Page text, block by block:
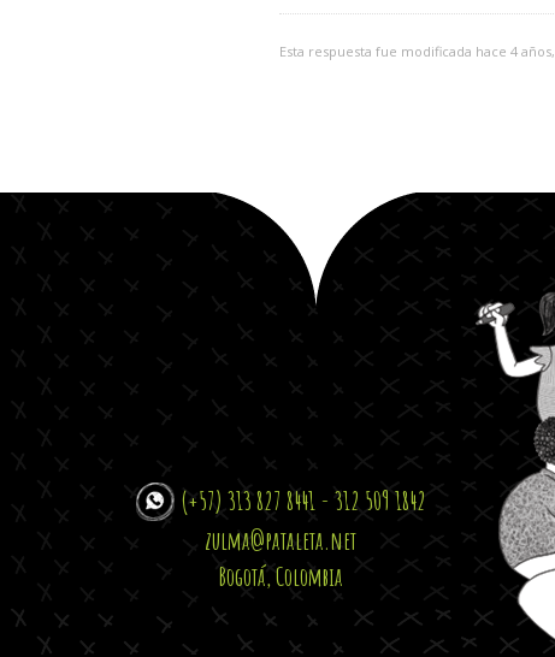
Esta respuesta fue modificada hace 4
(+57) 313 827 8441 - 312 509 1842
zulma@pataleta.net
Bogotá, Colombia